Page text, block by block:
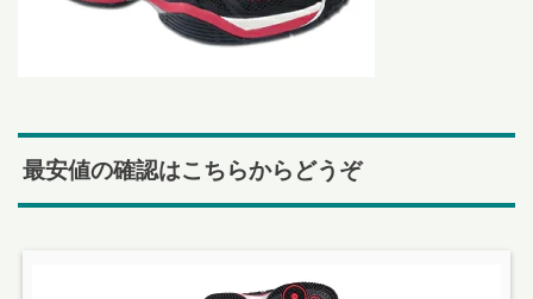
最安値の確認はこちらからどうぞ